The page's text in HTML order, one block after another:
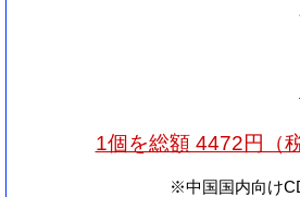
1個を総額 4472円（
※中国国内向け